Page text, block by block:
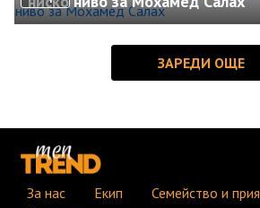
За нас Екип
Семейство и